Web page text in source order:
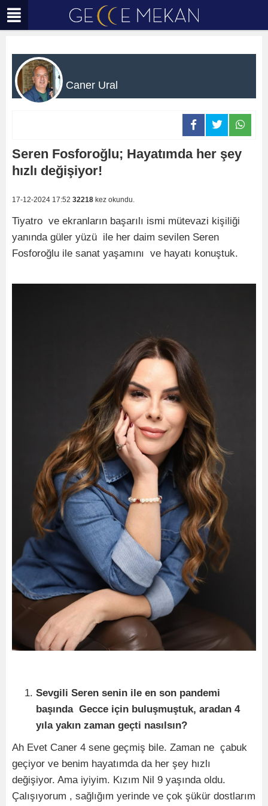
Caner Ural
Seren Fosforoğlu; Hayatımda her şey
hızlı değişiyor!
17-12-2024 17:52 32218 kez okundu.
Tiyatro ve ekranların başarılı ismi mütevazi kişiliği
yanında güler yüzü ile her daim sevilen Seren
Fosforoğlu ile sanat yaşamını ve hayatı konuştuk.
Sevgili Seren senin ile en son pandemi
başında Gecce için buluşmuştuk, aradan 4
yıla yakın zaman geçti nasılsın?
Ah Evet Caner 4 sene geçmiş bile. Zaman ne çabuk
geçiyor ve benim hayatımda da her şey hızlı
değişiyor. Ama iyiyim. Kızım Nil 9 yaşında oldu.
Çalışıyorum , sağlığım yerinde ve çok şükür dostlarım